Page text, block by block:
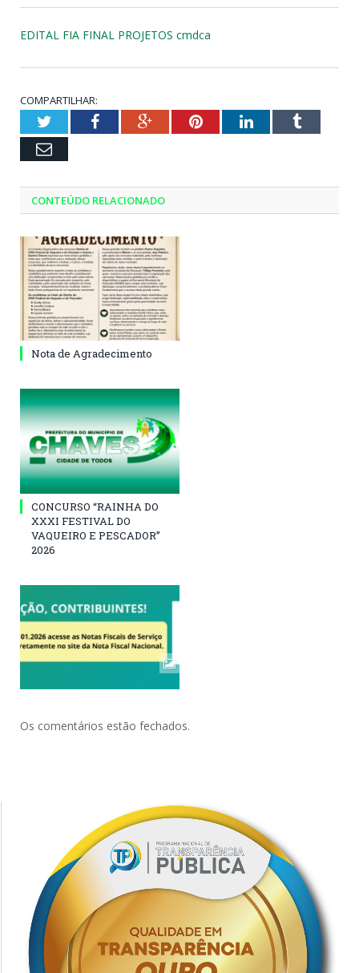
EDITAL FIA FINAL PROJETOS cmdca
COMPARTILHAR:
TwitterFacebookGoogle+PinterestLinkedInTumblr
Email
CONTEÚDO RELACIONADO
Nota de Agradecimento
CONCURSO “RAINHA DO
XXXI FESTIVAL DO
VAQUEIRO E PESCADOR”
2026
Os comentários estão fechados.